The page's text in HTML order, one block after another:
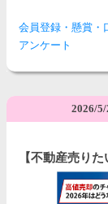
会員登録・懸賞・
アンケート
2026/
【不動産売り
無料査定